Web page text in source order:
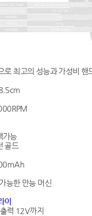
로 최고의 성능과 가성비 핸
가능
골드
능한 만능 머신
이
력 12V까지